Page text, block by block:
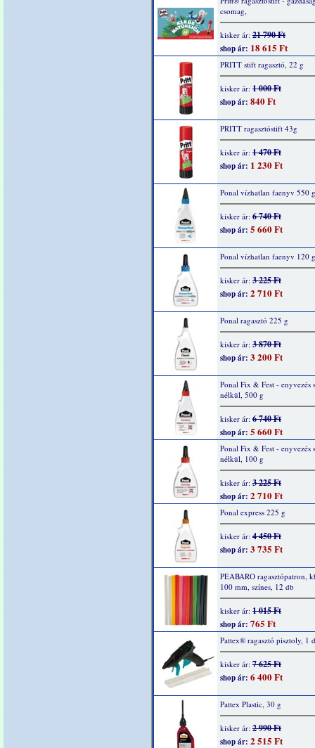
csomag,
kisker ár: 21 790 Ft
shop ár: 18 615 Ft
PRITT stift ragasztó, 22 g
kisker ár: 1 000 Ft
shop ár: 840 Ft
PRITT ragasztóstift 43g
kisker ár: 1 470 Ft
shop ár: 1 230 Ft
Ponal vízhatlan faenyv 550 g
kisker ár: 6 740 Ft
shop ár: 5 660 Ft
Ponal vízhatlan faenyv 120 g
kisker ár: 3 225 Ft
shop ár: 2 710 Ft
Ponal ragasztó 225 g
kisker ár: 3 870 Ft
shop ár: 3 200 Ft
Ponal Fix & Fest - enyvezés
nélkül, 500 g
kisker ár: 6 740 Ft
shop ár: 5 660 Ft
Ponal Fix & Fest - enyvezés
nélkül, 100 g
kisker ár: 3 225 Ft
shop ár: 2 710 Ft
Ponal express 225 g
kisker ár: 4 450 Ft
shop ár: 3 735 Ft
PEABARO ragasztópatron,
100 mm, színes, 12 db
kisker ár: 1 015 Ft
shop ár: 765 Ft
Pattex® ragasztó pisztoly, 1
kisker ár: 7 625 Ft
shop ár: 6 400 Ft
Pattex Plastic, 30 g
kisker ár: 2 990 Ft
shop ár: 2 515 Ft